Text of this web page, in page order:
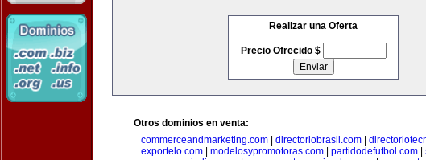
Realizar una Oferta
Precio Ofrecido $
Otros dominios en venta:
commerceandmarketing.com| directoriobrasil.com|
exportelo.com
modelosypromotoras.com partidodefutbol.com